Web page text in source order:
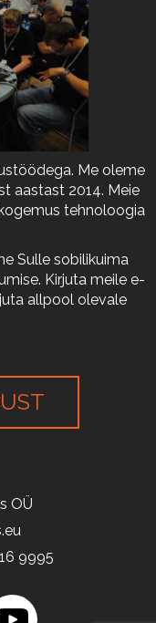
Me oleme
aastast 2014. Meie
tehnoloogia
Sulle sobilikuima
Kirjuta meile e-
allpool olevale
OÜ
9995